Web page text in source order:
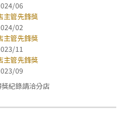
06
主管先鋒獎
02
主管先鋒獎
11
主管先鋒獎
09
紀錄請洽分店